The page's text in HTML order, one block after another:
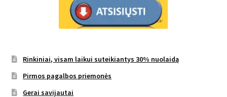
Rinkiniai, visam laikui suteikiantys 30% nuolaidą
Pirmos pagalbos priemonės
Gerai savijautai